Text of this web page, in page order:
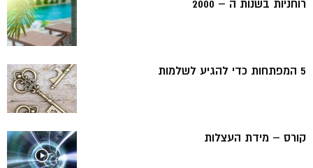
רוחניות בשנות ה – 2000
5 המפתחות כדי להגיע לשלמות
קורס – מידת העצלות